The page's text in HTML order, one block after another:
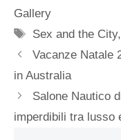
Gallery
Tag
Sex and the City
Vacanze Natale
in Australia
Salone Nautico
imperdibili tra lusso